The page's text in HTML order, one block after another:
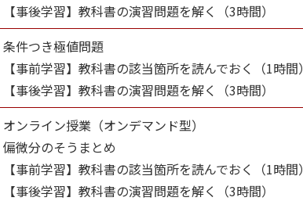
【事後学習】教科書の演習問題を解く（3時間）
条件つき極値問題
【事前学習】教科書の該当箇所を読んでおく（1時間）
【事後学習】教科書の演習問題を解く（3時間）
オンライン授業（オンデマンド型）
偏微分のそうまとめ
【事前学習】教科書の該当箇所を読んでおく（1時間）
【事後学習】教科書の演習問題を解く（3時間）